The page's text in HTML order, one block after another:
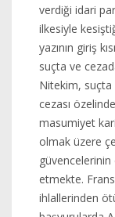
verdiği idari
ilkesiyle
yazının giriş
suçta ve
Nitekim, suçta
cezası
masumiyet
olmak üzere
etmekte.
ihlallerinden